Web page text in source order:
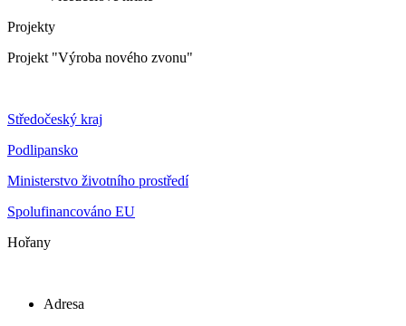
Projekty
Projekt "Výroba nového zvonu"
Středočeský kraj
Podlipansko
Ministerstvo životního prostředí
Spolufinancováno EU
Hořany
Adresa